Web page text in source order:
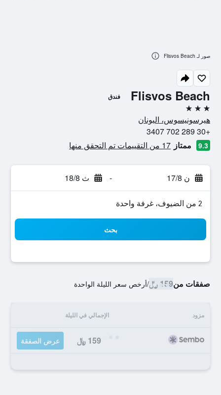
Flisvos Beach فندق
3 نجوم
هيرسونيسوس، اليونان
+30 289 702 3407
9.3 ممتاز 17 من التقييمات تم التحقق منها
ن 17/8 - ث 18/8
2 من الضيوف، غرفة واحدة
بحث
صفقات من159 ﷼ /أرخص سعر الليلة الواحدة
مزود الإجمالي في الليلة
159 ﷼ عرض الصفقة
صور لـ Flisvos Beach